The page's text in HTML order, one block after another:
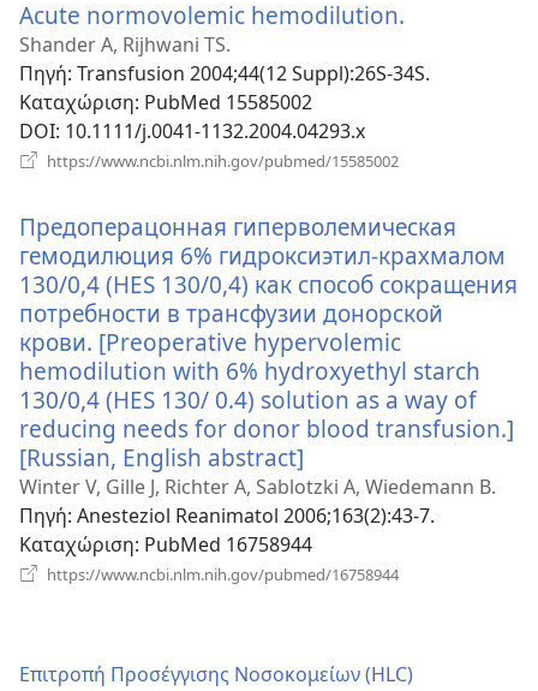
Acute normovolemic hemodilution.
παράθυρο)
Shander A, Rijhwani TS.
Πηγή‎: Transfusion 2004;44(12 Suppl):26S-34S.
Καταχώριση‎: PubMed 15585002
DOI‎: 10.1111/j.0041-1132.2004.04293.x
https://www.ncbi.nlm.nih.gov/pubmed/15585002
Предоперацонная гиперволемическая
гемодилюция 6% гидроксиэтил-крахмалом
130/0,4 (HES 130/0,4) как способ сокращения
потребности в трансфузии донорской
крови. [Preoperative hypervolemic
hemodilution with 6% hydroxyethyl starch
130/0,4 (HES 130/ 0.4) solution as a way of
reducing needs for donor blood transfusion.]
[Russian, English abstract]
νέο
παράθυρο)
Winter V, Gille J, Richter A, Sablotzki A, Wiedemann B.
Πηγή‎: Anesteziol Reanimatol 2006;163(2):43-7.
Καταχώριση‎: PubMed 16758944
https://www.ncbi.nlm.nih.gov/pubmed/16758944
Επιτροπή Προσέγγισης Νοσοκομείων (HLC)